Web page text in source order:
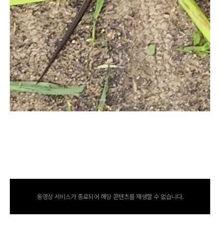
동영상 서비스가 종료되어 해당 콘텐츠를 재생할 수 없습니다.